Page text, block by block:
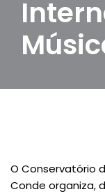
O Conservatório
Conde organiza,